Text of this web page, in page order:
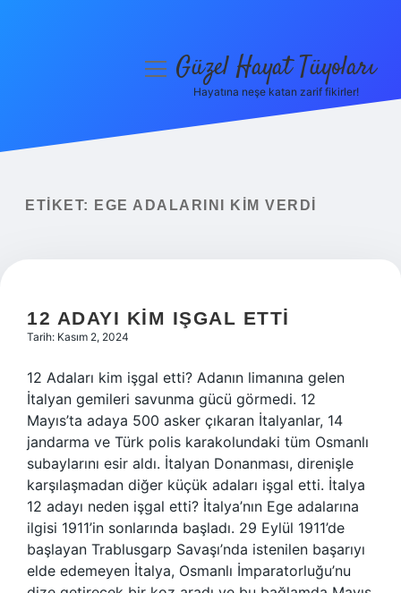
Yasal Uyarı
menüyüGüzel Hayat Tüyoları
Hayatına neşe katan zarif fikirler!
ETIKET: EGE ADALARINI KIM VERDI
12 ADAYI KIM IŞGAL ETTI
Tarih: Kasım 2, 2024
12 Adaları kim işgal etti? Adanın limanına gelen
İtalyan gemileri savunma gücü görmedi. 12
Mayıs’ta adaya 500 asker çıkaran İtalyanlar, 14
jandarma ve Türk polis karakolundaki tüm Osmanlı
subaylarını esir aldı. İtalyan Donanması, direnişle
karşılaşmadan diğer küçük adaları işgal etti. İtalya
12 adayı neden işgal etti? İtalya’nın Ege adalarına
ilgisi 1911’in sonlarında başladı. 29 Eylül 1911’de
başlayan Trablusgarp Savaşı’nda istenilen başarıyı
elde edemeyen İtalya, Osmanlı İmparatorluğu’nu